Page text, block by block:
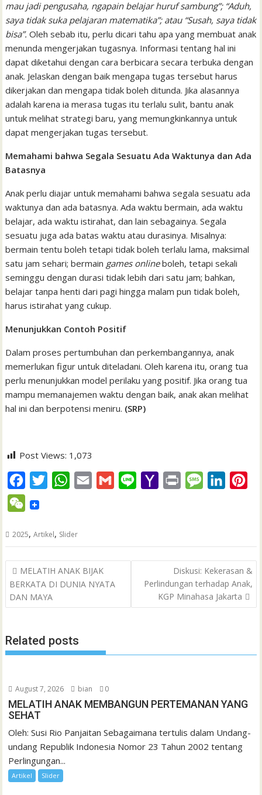
mau jadi pengusaha, ngapain belajar huruf sambung”; “Aduh,
saya tidak suka pelajaran matematika”; atau “Susah, saya tidak
bisa”. Oleh sebab itu, perlu dicari tahu apa yang membuat anak
menunda mengerjakan tugasnya. Informasi tentang hal ini
dapat diketahui dengan cara berbicara secara terbuka dengan
anak. Jelaskan dengan baik mengapa tugas tersebut harus
dikerjakan dan mengapa tidak boleh ditunda. Jika alasannya
adalah karena ia merasa tugas itu terlalu sulit, bantu anak
untuk melihat strategi baru, yang memungkinkannya untuk
dapat mengerjakan tugas tersebut.
Memahami bahwa Segala Sesuatu Ada Waktunya dan Ada
Batasnya
Anak perlu diajar untuk memahami bahwa segala sesuatu ada
waktunya dan ada batasnya. Ada waktu bermain, ada waktu
belajar, ada waktu istirahat, dan lain sebagainya. Segala
sesuatu juga ada batas waktu atau durasinya. Misalnya:
bermain tentu boleh tetapi tidak boleh terlalu lama, maksimal
satu jam sehari; bermain games onlineboleh, tetapi sekali
seminggu dengan durasi tidak lebih dari satu jam; bahkan,
belajar tanpa henti dari pagi hingga malam pun tidak boleh,
harus istirahat yang cukup.
Menunjukkan Contoh Positif
Dalam proses pertumbuhan dan perkembangannya, anak
memerlukan figur untuk diteladani. Oleh karena itu, orang tua
perlu menunjukkan model perilaku yang positif. Jika orang tua
mampu memanajemen waktu dengan baik, anak akan melihat
hal ini dan berpotensi meniru. (SRP)
Post Views: 1,073
a
e
b
o
o
k
t
t
e
r
W
t
s
A
p
l
G
l
o
a
i
t
M
a
g
e
e
d
I
n
e
r
e
s
W
C
a
t
2025,Artikel, Slider
Post
navigation
MELATIH ANAK BIJAK
BERKATA DI DUNIA NYATA
DAN MAYA
Diskusi: Kekerasan &
Perlindungan terhadap Anak,
KGP Minahasa Jakarta
Related posts
August 7, 2026 bian 0
MELATIH ANAK MEMBANGUN PERTEMANAN YANG
SEHAT
Oleh: Susi Rio Panjaitan Sebagaimana tertulis dalam Undang-
undang Republik Indonesia Nomor 23 Tahun 2002 tentang
Perlingungan...
Artikel Slider